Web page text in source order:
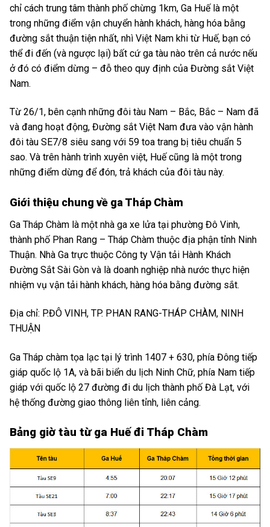
chỉ cách trung tâm thành phố chừng 1km, Ga Huế là một
trong những điểm vận chuyển hành khách, hàng hóa bằng
đường sắt thuận tiện nhất, nhì Việt Nam khi từ Huế, bạn có
thể đi đến (và ngược lại) bất cứ ga tàu nào trên cả nước nếu
ở đó có điểm dừng – đỗ theo quy định của Đường sắt Việt
Nam.
Từ 26/1, bên cạnh những đôi tàu Nam – Bắc, Bắc – Nam đã
và đang hoạt động, Đường sắt Việt Nam đưa vào vận hành
đôi tàu SE7/8 siêu sang với 59 toa trang bị tiêu chuẩn 5
sao. Và trên hành trình xuyên việt, Huế cũng là một trong
những điểm dừng để đón, trả khách của đôi tàu này.
Giới thiệu chung về ga Tháp Chàm
Ga Tháp Chàm là một nhà ga xe lửa tại phường Đô Vinh,
thành phố Phan Rang – Tháp Chàm thuộc địa phận tỉnh Ninh
Thuận. Nhà Ga trực thuộc Công ty Vận tải Hành Khách
Đường Sắt Sài Gòn và là doanh nghiệp nhà nước thực hiện
nhiệm vụ vận tải hành khách, hàng hóa bằng đường sắt.
Địa chỉ: P.ĐÔ VINH, TP. PHAN RANG-THÁP CHÀM, NINH
THUẬN
Ga Tháp chàm tọa lạc tại lý trình 1407 + 630, phía Đông tiếp
giáp quốc lộ 1A, và bãi biển du lịch Ninh Chữ, phía Nam tiếp
giáp với quốc lộ 27 đường đi du lịch thành phố Đà Lạt, với
hệ thống đường giao thông liên tỉnh, liên cảng.
Bảng giờ tàu từ ga Huế đi Tháp Chàm